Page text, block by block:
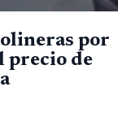
por
precio de